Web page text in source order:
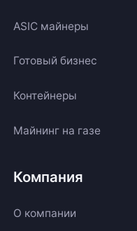
ASIC майнеры
Готовый бизнес
Контейнеры
Майнинг на газе
Компания
О компании